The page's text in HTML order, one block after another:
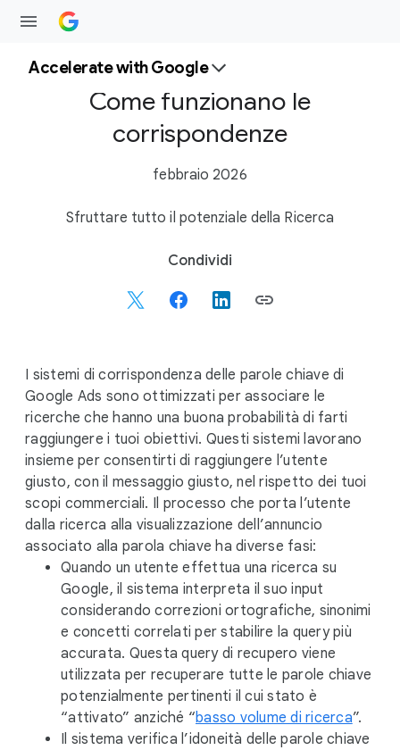
Accelerate with Google
Come funzionano le
corrispondenze
febbraio 2026
Sfruttare tutto il potenziale della Ricerca
l
M
o
d
u
l
e
Condividi
I sistemi di corrispondenza delle parole chiave di
Google Ads sono ottimizzati per associare le
ricerche che hanno una buona probabilità di farti
raggiungere i tuoi obiettivi. Questi sistemi lavorano
insieme per consentirti di raggiungere l’utente
giusto, con il messaggio giusto, nel rispetto dei tuoi
scopi commerciali. Il processo che porta l’utente
dalla ricerca alla visualizzazione dell’annuncio
associato alla parola chiave ha diverse fasi:
Quando un utente effettua una ricerca su
Google, il sistema interpreta il suo input
considerando correzioni ortografiche, sinonimi
e concetti correlati per stabilire la query più
accurata. Questa query di recupero viene
utilizzata per recuperare tutte le parole chiave
potenzialmente pertinenti il cui stato è
“attivato” anziché “basso volume di ricerca”.
Il sistema verifica l’idoneità delle parole chiave